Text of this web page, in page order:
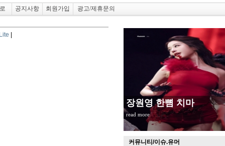
공지사항 회원가입 광고/제휴문의
장원영 한뼘 치마
read more
커뮤니티/이슈.유머